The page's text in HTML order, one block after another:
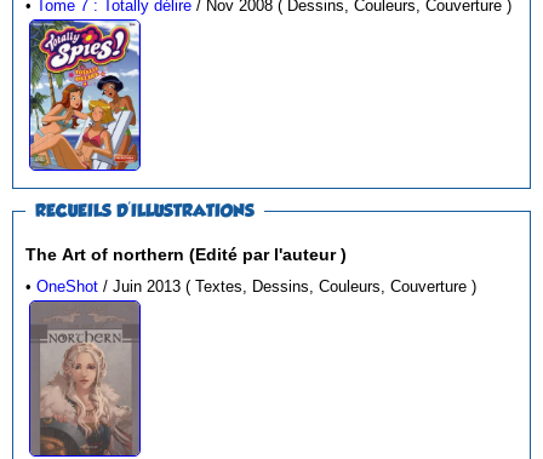
•Tome 7 : Totally délire / Nov 2008 ( Dessins, Couleurs, Couverture )
RECUEILS D'ILLUSTRATIONS
The Art of northern (Edité par l'auteur )
•OneShot / Juin 2013 ( Textes, Dessins, Couleurs, Couverture )